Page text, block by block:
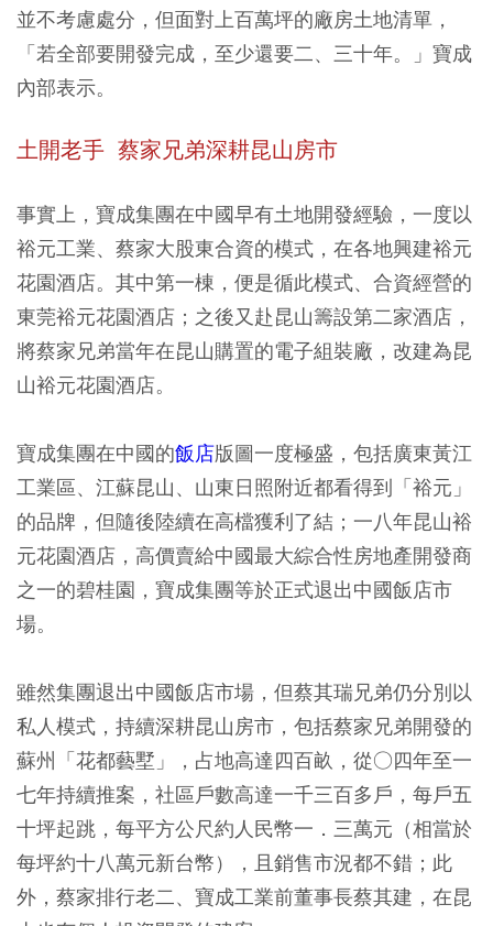
並不考慮處分，但面對上百萬坪的廠房土地清單，
「若全部要開發完成，至少還要二、三十年。」寶成
內部表示。
土開老手 蔡家兄弟深耕昆山房市
事實上，寶成集團在中國早有土地開發經驗，一度以
裕元工業、蔡家大股東合資的模式，在各地興建裕元
花園酒店。其中第一棟，便是循此模式、合資經營的
東莞裕元花園酒店；之後又赴昆山籌設第二家酒店，
將蔡家兄弟當年在昆山購置的電子組裝廠，改建為昆
山裕元花園酒店。
寶成集團在中國的飯店版圖一度極盛，包括廣東黃江
工業區、江蘇昆山、山東日照附近都看得到「裕元」
的品牌，但隨後陸續在高檔獲利了結；一八年昆山裕
元花園酒店，高價賣給中國最大綜合性房地產開發商
之一的碧桂園，寶成集團等於正式退出中國飯店市
場。
雖然集團退出中國飯店市場，但蔡其瑞兄弟仍分別以
私人模式，持續深耕昆山房市，包括蔡家兄弟開發的
蘇州「花都藝墅」，占地高達四百畝，從○四年至一
七年持續推案，社區戶數高達一千三百多戶，每戶五
十坪起跳，每平方公尺約人民幣一．三萬元（相當於
每坪約十八萬元新台幣），且銷售市況都不錯；此
外，蔡家排行老二、寶成工業前董事長蔡其建，在昆